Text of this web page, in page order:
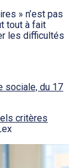
» n’est pas
tout à fait
les difficultés
sociale, du 17
critères